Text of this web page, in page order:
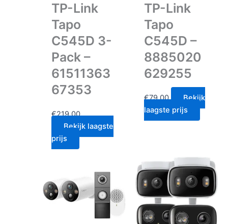
TP-Link
Tapo
C545D 3-
Pack –
61511363
67353
€219.00
Bekijk laagste
prijs
TP-Link
Tapo
C545D –
8885020
629255
€79.00
Bekijk
laagste prijs